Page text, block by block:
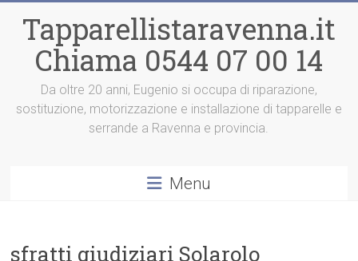
contenuto
Tapparellistaravenna.it
Chiama 0544 07 00 14
Da oltre 20 anni, Eugenio si occupa di riparazione,
sostituzione, motorizzazione e installazione di tapparelle e
serrande a Ravenna e provincia.
Menu
sfratti giudiziari Solarolo